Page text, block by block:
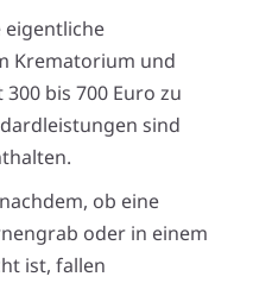
eigentliche
Krematorium und
bis 700 Euro zu
sind
nachdem, ob eine
oder in einem
ist, fallen